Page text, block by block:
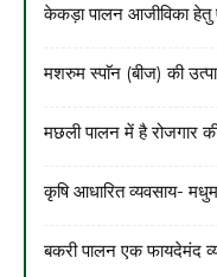
केकड़ा पालन आजीविका हेतु
मशरुम स्पाॅन (बीज) की
मछली पालन में है रोजगार
कृषि आधारित व्यवसाय-
बकरी पालन एक फायदेमंद